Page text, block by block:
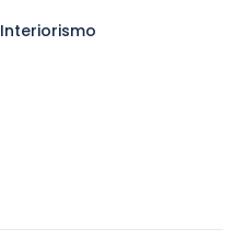
Interiorismo